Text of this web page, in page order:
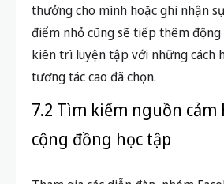
thưởng cho mình hoặc ghi nhận
điểm nhỏ cũng sẽ tiếp thêm
kiên trì luyện tập với những cách
tương tác cao đã chọn.
7.2 Tìm kiếm nguồn
cộng đồng học tập